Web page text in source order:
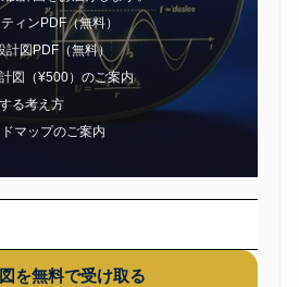
ィンPDF（無料）
図PDF（無料）
図（¥500）のご案内
る考え方
マップのご案内
を無料で受け取る